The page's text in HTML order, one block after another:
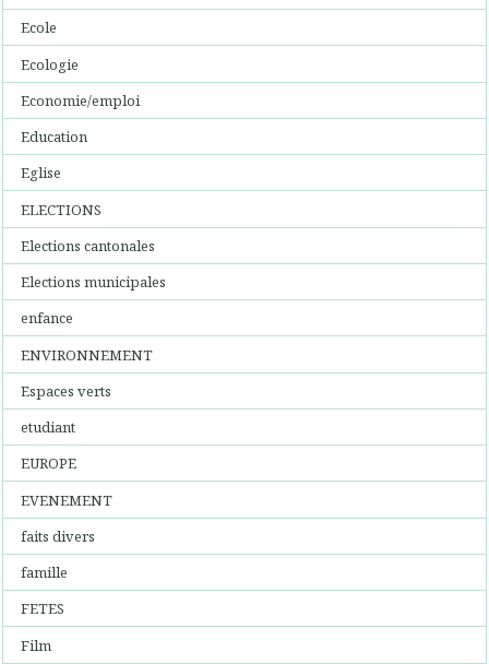
Ecole
Ecologie
Economie/emploi
Education
Eglise
ELECTIONS
Elections cantonales
Elections municipales
enfance
ENVIRONNEMENT
Espaces verts
etudiant
EUROPE
EVENEMENT
faits divers
famille
FETES
Film